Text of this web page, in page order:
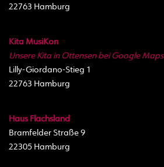
22763 Hamburg
Kita MusiKon
Unsere Kita in Ottensen bei Google Maps
Lilly-Giordano-Stieg 1
22763 Hamburg
Haus Flachsland
Bramfelder Straße 9
22305 Hamburg